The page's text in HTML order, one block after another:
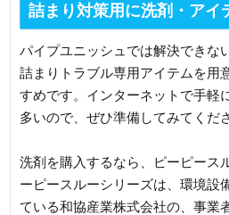
詰まり対策用に洗剤・アイ
パイプユニッシュでは解決できな
詰まりトラブル専用アイテムを用
すめです。インターネットで手軽
多いので、ぜひ準備してみてくだ
洗剤を購入するなら、ピーピース
ーピースルーシリーズは、環境設
ている和協産業株式会社の、事業